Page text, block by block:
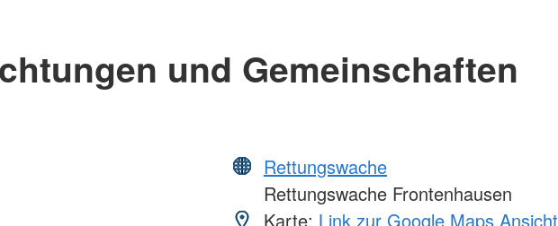
und Gemeinschaften
Rettungswache
Rettungswache Frontenhausen
Karte: Link zur Google Maps Ansicht